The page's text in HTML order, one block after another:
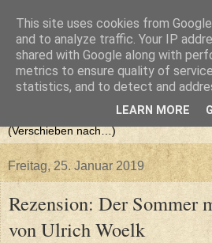
Freitag, 25. Januar 2019
Rezension: Der Sommer
von Ulrich Woelk
This site uses cookies from
and to analyze traffic. Your IP
shared with Google along with
metrics to ensure quality of
statistics, and to detect and
LEARN MORE